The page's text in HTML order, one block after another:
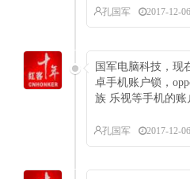
孔国军 2017-12-
国军电脑科技，现
卓手机账户锁，
族 乐视等手机的账
孔国军 2017-12-